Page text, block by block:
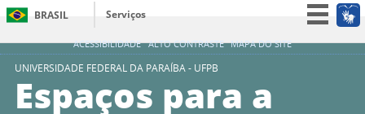
ACESSIBILIDADE ALTO CONTRASTE MAPA DO SITE
BRASIL
Serviços
Simplifique!
Acesso à informação
UNIVERSIDADE FEDERAL DA PARAÍBA - UFPB
Espaços para a